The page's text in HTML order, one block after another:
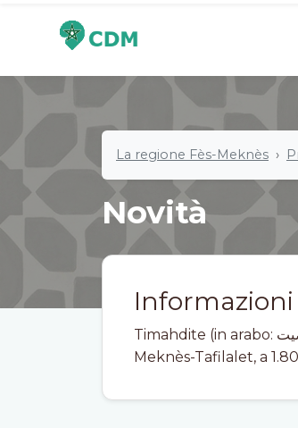
La regione Fès-Meknès
Novità
Timahdite (in arabo: تمحضيت) è una città del Marocco. Si trova nella regione di
Meknès-Tafilalet, a